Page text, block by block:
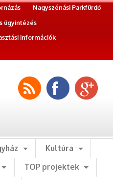
Nagyszénási Parkfürdő
ügyintézés
információk
Kultúra
TOP projektek